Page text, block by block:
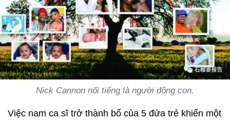
Nick Cannon nổi tiếng là người đông con.
Việc nam ca sĩ trở thành bố của 5 đứa trẻ khiến một